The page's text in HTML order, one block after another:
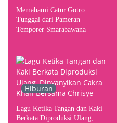
Memahami Catur Gotro
Tunggal dari Pameran
Temporer Smarabawana
Hiburan
Lagu Ketika Tangan dan Kaki
Berkata Diproduksi Ulang,